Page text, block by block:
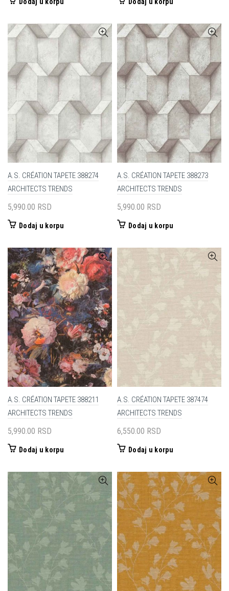
A.S. CRÉATION TAPETE 388274
ARCHITECTS TRENDS
5,990.00 RSD
Dodaj u korpu
A.S. CRÉATION TAPETE 388273
ARCHITECTS TRENDS
5,990.00 RSD
Dodaj u korpu
A.S. CRÉATION TAPETE 388211
ARCHITECTS TRENDS
5,990.00 RSD
Dodaj u korpu
A.S. CRÉATION TAPETE 387474
ARCHITECTS TRENDS
6,550.00 RSD
Dodaj u korpu